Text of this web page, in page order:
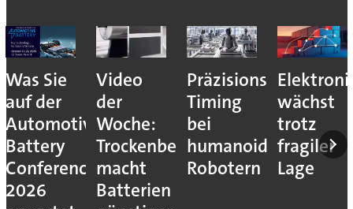
Was Sie
auf der
Automotive
Battery
Conference
2026
Video
der
Woche:
Trockenbeschichtung
macht
Batterien
Präzisions-
Timing
bei
humanoiden
Robotern
wächst
trotz
fragiler
Lage